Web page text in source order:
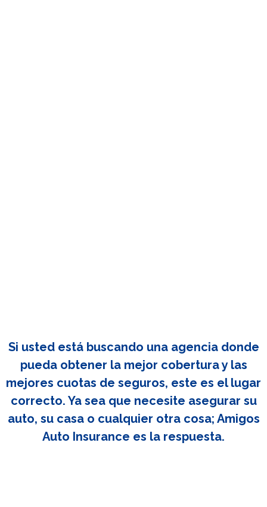
Si usted está buscando una agencia donde
pueda obtener la mejor cobertura y las
mejores cuotas de seguros, este es el lugar
correcto. Ya sea que necesite asegurar su
auto, su casa o cualquier otra cosa; Amigos
Auto Insurance es la respuesta.